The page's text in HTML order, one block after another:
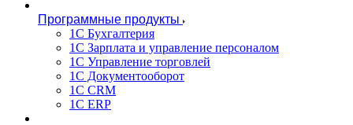
Программные продукты
1С Бухгалтерия
1С Зарплата и управление персоналом
1С Управление торговлей
1С Документооборот
1С CRM
1С ERP